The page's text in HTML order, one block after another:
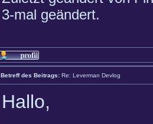
3-mal geändert.
Betreff des Beitrags: Re: Leverman Devlog
Hallo,